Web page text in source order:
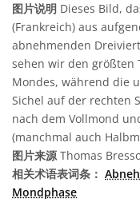
图片说明 Dieses Bild,
(Frankreich) aus
abnehmenden
sehen wir den größten
Mondes, während die
Sichel auf der rechten
nach dem Vollmond
(manchmal auch
图片来源Thomas
相关术语表词条：
Mondphase